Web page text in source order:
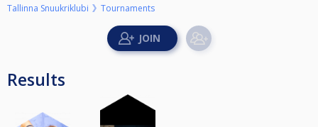
Tallinna Snuukriklubi Tournaments
Results